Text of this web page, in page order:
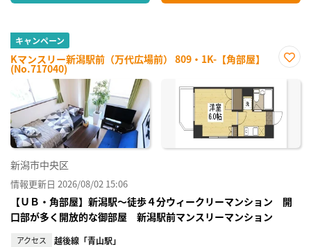
キャンペーン
Kマンスリー新潟駅前（万代広場前） 809・1K-【角部屋】
(No.717040)
に入
新潟市中央区
情報更新日 2026/08/02 15:06
【ＵＢ・角部屋】新潟駅～徒歩４分ウィークリーマンション 開
口部が多く開放的な御部屋 新潟駅前マンスリーマンション
アクセス 越後線「青山駅」